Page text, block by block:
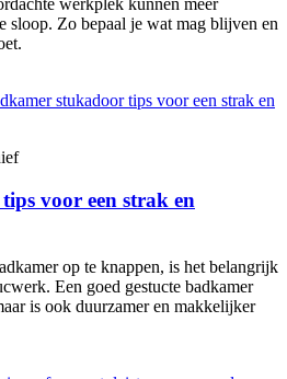
werkplek kunnen meer
sloop. Zo bepaal je wat mag blijven en
voor een strak en
op te knappen, is het belangrijk
Een goed gestucte badkamer
is ook duurzamer en makkelijker